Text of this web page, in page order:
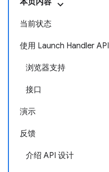
本页内容
当前状态
使用 Launch Handler API
浏览器支持
接口
演示
反馈
介绍 API 设计